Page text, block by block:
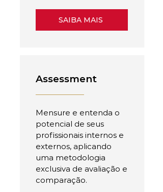
SAIBA MAIS
Assessment
Mensure e entenda o
potencial de seus
profissionais internos e
externos, aplicando
uma metodologia
exclusiva de avaliação e
comparação.